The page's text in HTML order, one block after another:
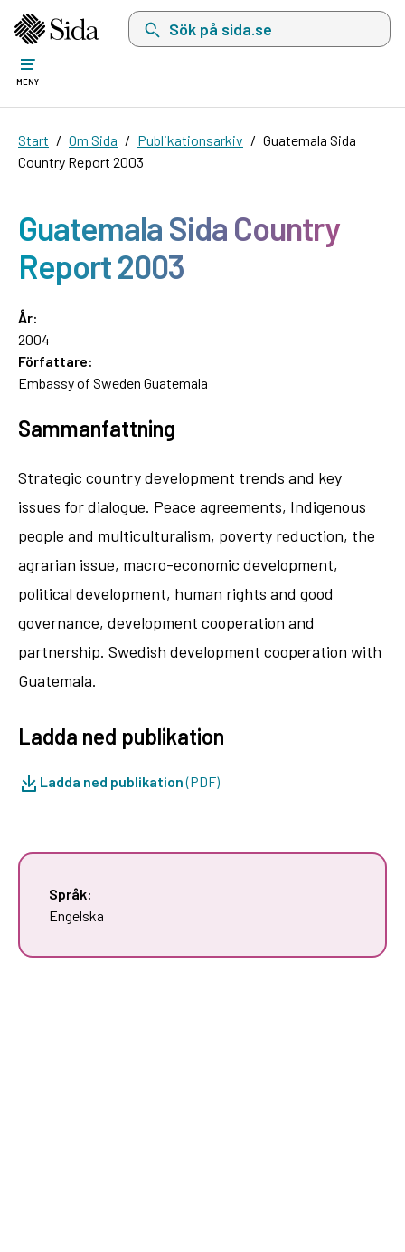
Sök på sida.se, sökförslag kommer att visas
MENY
Start Om Sida Publikationsarkiv
Guatemala Sida
Country Report 2003
Guatemala Sida Country
Report 2003
År:
2004
Författare:
Embassy of Sweden Guatemala
Sammanfattning
Strategic country development trends and key
issues for dialogue. Peace agreements, Indigenous
people and multiculturalism, poverty reduction, the
agrarian issue, macro-economic development,
political development, human rights and good
governance, development cooperation and
partnership. Swedish development cooperation with
Guatemala.
Ladda ned publikation
Ladda ned publikation(PDF)
Språk:
Engelska